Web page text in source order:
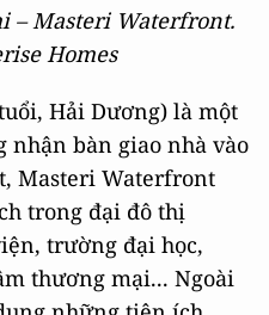
– Masteri Waterfront.
Homes
Hải Dương) là một
nhận bàn giao nhà vào
Masteri Waterfront
trong đại đô thị
trường đại học,
thương mại... Ngoài